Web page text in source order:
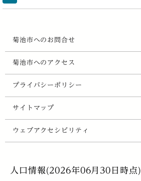
菊池市へのお問合せ
菊池市へのアクセス
プライバシーポリシー
サイトマップ
ウェブアクセシビリティ
人口情報(2026年06月30日時点)